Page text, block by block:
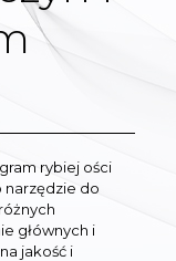
rybiej ości
narzędzie do
głównych i
jakość i